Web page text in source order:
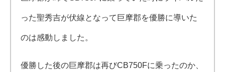
った聖秀吉が伏線となって巨摩郡を優勝に導いた
のは感動しました。
優勝した後の巨摩郡は再びCB750Fに乗ったのか、